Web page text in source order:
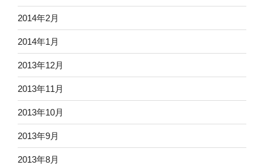
2014年2月
2014年1月
2013年12月
2013年11月
2013年10月
2013年9月
2013年8月